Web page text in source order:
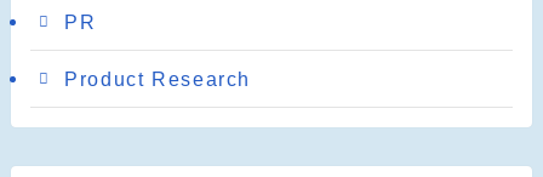
PR
Product Research